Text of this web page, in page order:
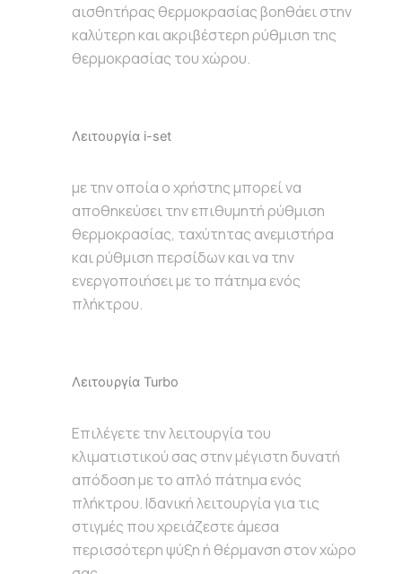
αισθητήρας θερμοκρασίας βοηθάει στην
καλύτερη και ακριβέστερη ρύθμιση της
θερμοκρασίας του χώρου.
Λειτουργία i-set
με την οποία ο χρήστης μπορεί να
αποθηκεύσει την επιθυμητή ρύθμιση
θερμοκρασίας, ταχύτητας ανεμιστήρα
και ρύθμιση περσίδων και να την
ενεργοποιήσει με το πάτημα ενός
πλήκτρου.
Λειτουργία Turbo
Επιλέγετε την λειτουργία του
κλιματιστικού σας στην μέγιστη δυνατή
απόδοση με το απλό πάτημα ενός
πλήκτρου. Ιδανική λειτουργία για τις
στιγμές που χρειάζεστε άμεσα
περισσότερη ψύξη ή θέρμανση στον χώρο